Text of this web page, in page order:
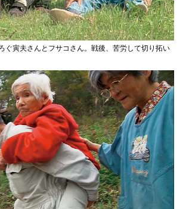
ぐ寅夫さんとフサコさん。戦後、苦労して切り拓い